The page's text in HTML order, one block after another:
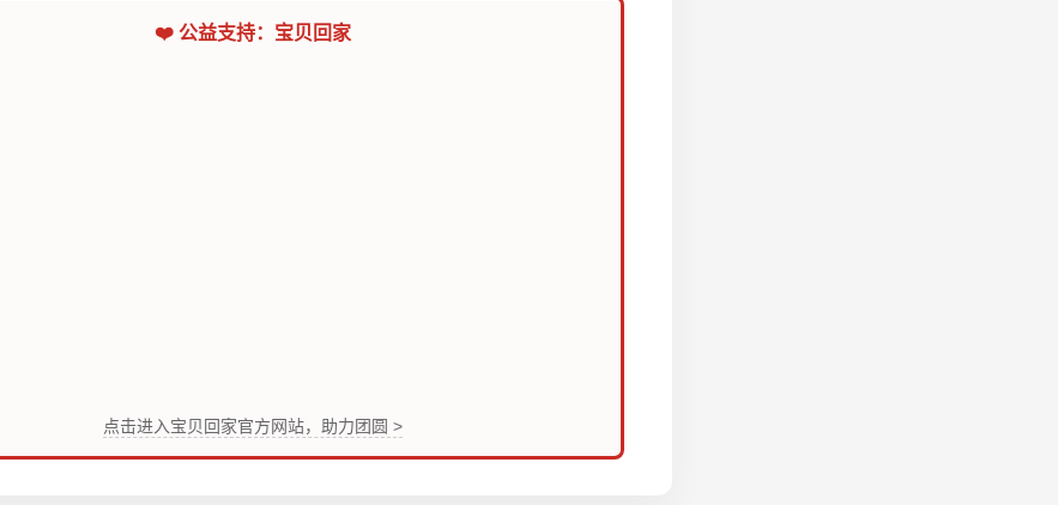
❤️ 公益支持：宝贝回家
点击进入宝贝回家官方网站，助力团圆 >